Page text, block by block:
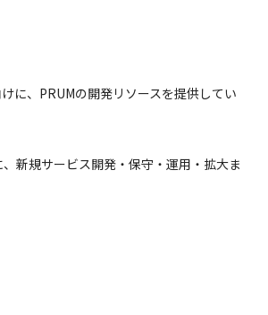
に、PRUMの開発リソースを提供してい
新規サービス開発・保守・運用・拡大ま